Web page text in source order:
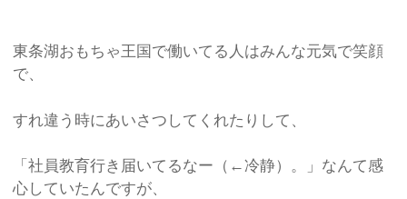
東条湖おもちゃ王国で働いてる人はみんな元気で笑顔
で、
すれ違う時にあいさつしてくれたりして、
「社員教育行き届いてるなー（←冷静）。」なんて感
心していたんですが、